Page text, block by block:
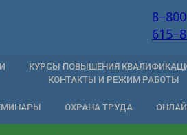
КУРСЫ ПОВЫШЕНИЯ
КОНТАКТЫ И РЕЖИМ РАБОТЫ
ОХРАНА ТРУДА